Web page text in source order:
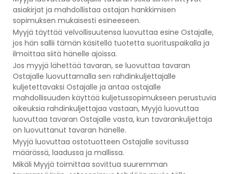
asiakirjat ja mahdollistaa ostajan hankkimisen
sopimuksen mukaisesti esineeseen.
Myyjä täyttää velvollisuutensa luovuttaa esine Ostajalle,
jos hän sallii tämän käsitellä tuotetta suorituspaikalla ja
ilmoittaa siitä hänelle ajoissa.
Jos myyjä lähettää tavaran, se luovuttaa tavaran
Ostajalle luovuttamalla sen rahdinkuljettajalle
kuljetettavaksi Ostajalle ja antaa ostajalle
mahdollisuuden käyttää kuljetussopimukseen perustuvia
oikeuksia rahdinkuljettajaa vastaan, Myyjä luovuttaa
luovuttaa tavaran Ostajalle vasta, kun tavarankuljettaja
on luovuttanut tavaran hänelle.
Myyjä luovuttaa ostotuotteen Ostajalle sovitussa
määrässä, laadussa ja mallissa.
Mikäli Myyjä toimittaa sovittua suuremman